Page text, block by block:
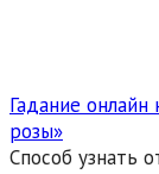
Гадание
розы»
Способ узнать